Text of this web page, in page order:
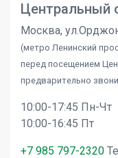
Центральный
Москва,
(метро Ленинский
перед посещением
предварительно
10:00-17:45 Пн-Чт
10:00-16:45 Пт
+7 985 797-2320